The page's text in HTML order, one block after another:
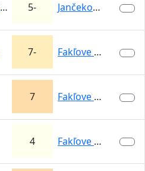
Žena počúva 5- Jančekova skala
7- Fakľove špáry
7 Fakľove špáry
4 Fakľove špáry